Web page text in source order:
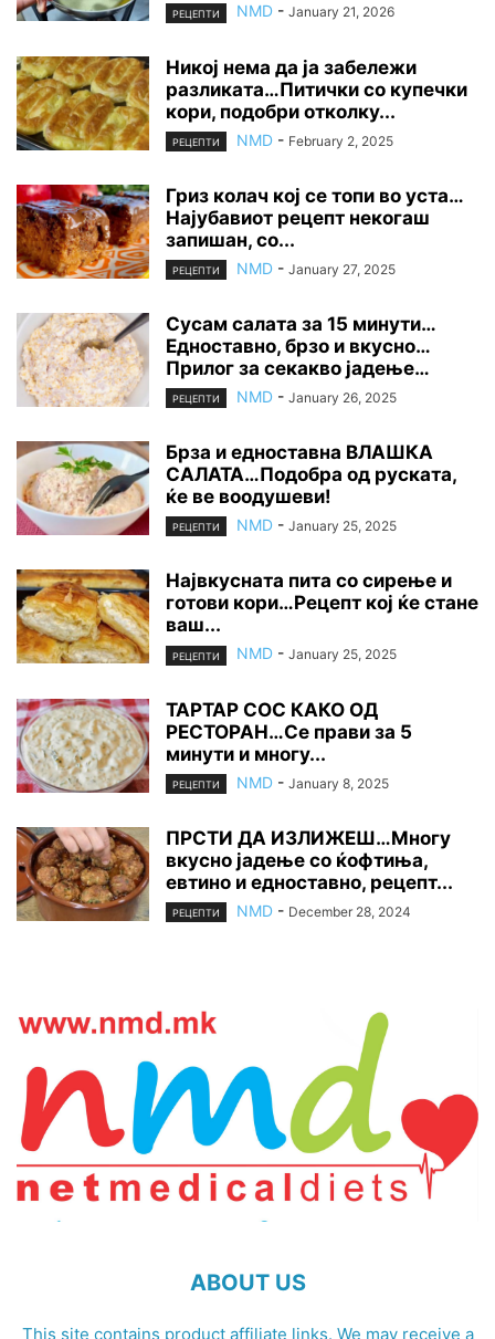
РЕЦЕПТИ NMD - January 21, 2026
Никој нема да ја забележи
разликата…Питички со купечки
кори, подобри отколку...
РЕЦЕПТИ NMD - February 2, 2025
Гриз колач кој се топи во уста…
Најубавиот рецепт некогаш
запишан, со...
РЕЦЕПТИ NMD - January 27, 2025
Сусам салата за 15 минути…
Едноставно, брзо и вкусно…
Прилог за секакво јадење…
РЕЦЕПТИ NMD - January 26, 2025
Брза и едноставна ВЛАШКА
САЛАТА…Подобра од руската,
ќе ве воодушеви!
РЕЦЕПТИ NMD - January 25, 2025
Највкусната пита со сирење и
готови кори…Рецепт кој ќе стане
ваш...
РЕЦЕПТИ NMD - January 25, 2025
ТАРТАР СОС КАКО ОД
РЕСТОРАН…Се прави за 5
минути и многу...
РЕЦЕПТИ NMD - January 8, 2025
ПРСТИ ДА ИЗЛИЖЕШ…Многу
вкусно јадење со ќофтиња,
евтино и едноставно, рецепт...
РЕЦЕПТИ NMD - December 28, 2024
ABOUT US
This site contains product affiliate links. We may receive a